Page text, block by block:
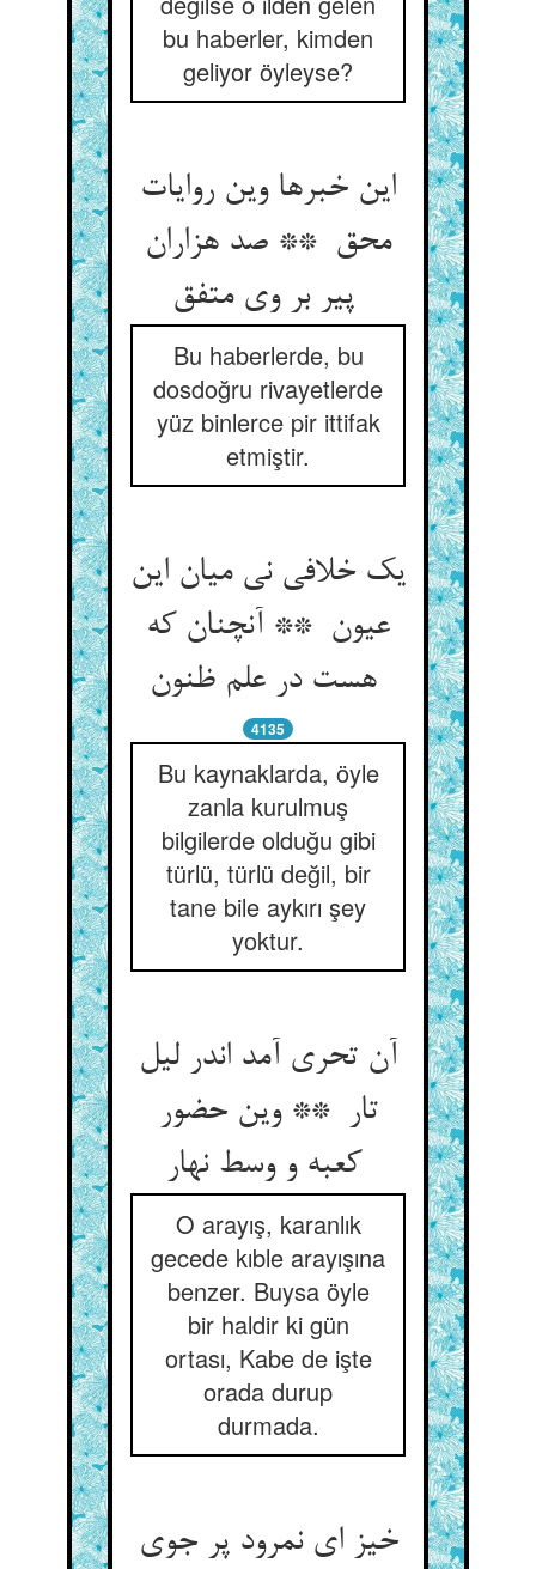
bu haberler, kimden
geliyor öyleyse?
این خبرها وین روایات
محق ** صد هزاران
Bu haberlerde, bu
dosdoğru rivayetlerde
yüz binlerce pir ittifak
etmiştir.
یک خلافی نی میان این
عیون ** آنچنان که
4135
Bu kaynaklarda, öyle
zanla kurulmuş
bilgilerde olduğu gibi
türlü, türlü değil, bir
tane bile aykırı şey
yoktur.
آن تحری آمد اندر لیل
تار ** وین حضور
کعبه و وسط نهار
O arayış, karanlık
gecede kıble arayışına
benzer. Buysa öyle
bir haldir ki gün
ortası, Kabe de işte
orada durup
durmada.
خیز ای نمرود پر جوی